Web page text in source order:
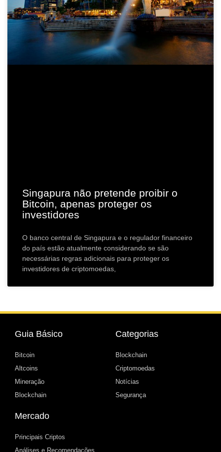
Singapura não pretende proibir o
Bitcoin, apenas proteger os
investidores
O banco central de Singapura e o regulador financeiro
do país estão atualmente considerando se são
necessárias regras adicionais para proteger os
investidores de criptomoedas,
Guia Básico
Bitcoin
Altcoins
Mineração
Blockchain
Categorias
Blockchain
Criptomoedas
Notícias
Segurança
Mercado
Principais Criptos
Análises e Recomendações